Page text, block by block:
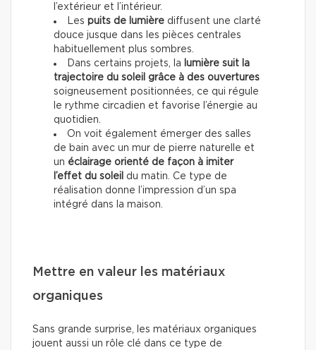
l’extérieur et l’intérieur.
Les puits de lumière diffusent une clarté
douce jusque dans les pièces centrales
habituellement plus sombres.
Dans certains projets, la lumière suit la
trajectoire du soleil grâce à des ouvertures
soigneusement positionnées, ce qui régule
le rythme circadien et favorise l’énergie au
quotidien.
On voit également émerger des salles
de bain avec un mur de pierre naturelle et
un éclairage orienté de façon à imiter
l’effet du soleil du matin. Ce type de
réalisation donne l’impression d’un spa
intégré dans la maison.
Mettre en valeur les matériaux
organiques
Sans grande surprise, les matériaux organiques
jouent aussi un rôle clé dans ce type de